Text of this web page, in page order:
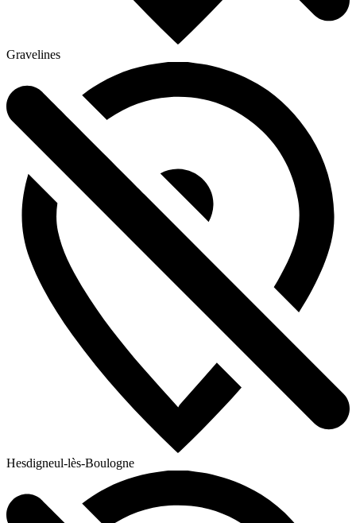
Gravelines
Hesdigneul-lès-Boulogne